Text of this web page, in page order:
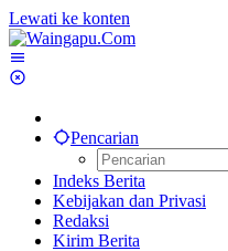
Lewati ke konten
Pencarian
Indeks Berita
Kebijakan dan Privasi
Redaksi
Kirim Berita